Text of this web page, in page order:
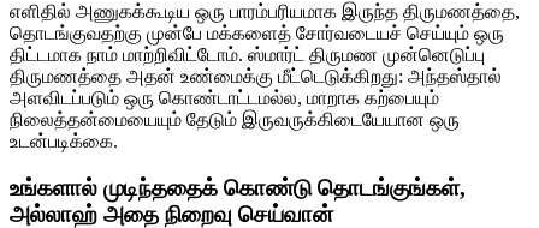
எளிதில் அணுகக்கூடிய ஒரு பாரம்பரியமாக இருந்த திருமணத்தை,
தொடங்குவதற்கு முன்பே மக்களைத் சோர்வடையச் செய்யும் ஒரு
திட்டமாக நாம் மாற்றிவிட்டோம். ஸ்மார்ட் திருமண முன்னெடுப்பு
திருமணத்தை அதன் உண்மைக்கு மீட்டெடுக்கிறது: அந்தஸ்தால்
அளவிடப்படும் ஒரு கொண்டாட்டமல்ல, மாறாக கற்பையும்
நிலைத்தன்மையையும் தேடும் இருவருக்கிடையேயான ஒரு
உடன்படிக்கை.
உங்களால் முடிந்ததைக் கொண்டு தொடங்குங்கள்,
அல்லாஹ் அதை நிறைவு செய்வான்